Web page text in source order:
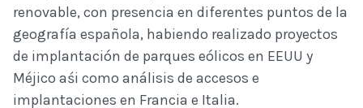
renovable, con presencia en diferentes puntos de la
geografía española, habiendo realizado proyectos
de implantación de parques eólicos en EEUU y
Méjico aśi como análisis de accesos e
implantaciones en Francia e Italia.